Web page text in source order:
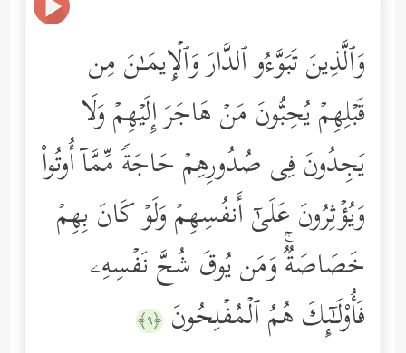
وَٱلَّذِینَ تَبَوَّءُو ٱلدَّارَ وَٱلۡإِیمَـٰنَ مِن
قَبۡلِهِمۡ یُحِبُّونَ مَنۡ هَاجَرَ إِلَیۡهِمۡ وَلَا
یَجِدُونَ فِی صُدُورِهِمۡ حَاجَةࣰ مِّمَّاۤ أُوتُواْ
وَیُؤۡثِرُونَ عَلَىٰۤ أَنفُسِهِمۡ وَلَوۡ كَانَ بِهِمۡ
خَصَاصَةࣱۚ وَمَن یُوقَ شُحَّ نَفۡسِهِۦ
فَأُوْلَـٰۤىِٕكَ هُمُ ٱلۡمُفۡلِحُونَ ﴿٩﴾